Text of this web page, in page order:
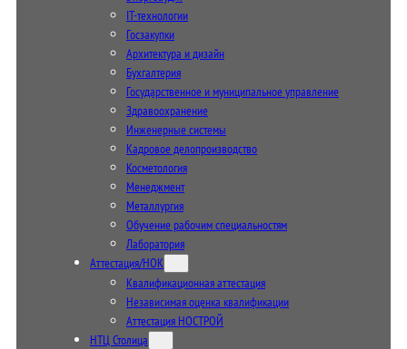
IT-технологии
Госзакупки
Архитектура и дизайн
Бухгалтерия
Государственное и муниципальное управление
Здравоохранение
Инженерные системы
Кадровое делопроизводство
Косметология
Менеджмент
Металлургия
Обучение рабочим специальностям
Лаборатория
Аттестация/НОК
Квалификационная аттестация
Независимая оценка квалификации
Аттестация НОСТРОЙ
НТЦ Столица